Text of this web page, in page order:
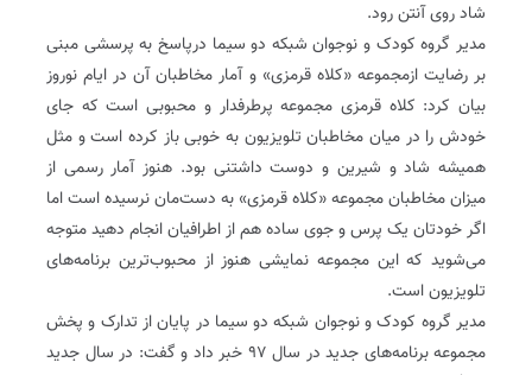
شاد روی آنتن رود.
مدیر گروه کودک و نوجوان شبکه دو سیما درپاسخ به پرسشی مبنی
بر رضایت ازمجموعه «کلاه قرمزی» و آمار مخاطبان آن در ایام نوروز
بیان کرد: کلاه قرمزی مجموعه پرطرفدار و محبوبی است که جای
خودش را در میان مخاطبان تلویزیون به خوبی باز کرده است و مثل
همیشه شاد و شیرین و دوست داشتنی بود. هنوز آمار رسمی از
میزان مخاطبان مجموعه «کلاه قرمزی» به دست‌مان نرسیده است اما
اگر خودتان یک پرس و جوی ساده هم از اطرافیان انجام دهید متوجه
می‌شوید که این مجموعه نمایشی هنوز از محبوب‌ترین برنامه‌های
تلویزیون است.
مدیر گروه کودک و نوجوان شبکه دو سیما در پایان از تدارک و پخش
مجموعه برنامه‌های جدید در سال ۹۷ خبر داد و گفت: در سال جدید